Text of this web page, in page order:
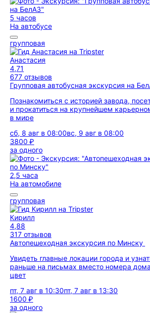
5 часов
На автобусе
групповая
Анастасия
4,71
677 отзывов
Групповая автобусная экскурсия на
Познакомиться с историей завода,
и прокатиться на крупнейшем
в мире
сб, 8 авг в 08:00вс, 9 авг в 08:00
3800 ₽
за одного
2,5 часа
На автомобиле
групповая
Кирилл
4,88
317 отзывов
Автопешеходная экскурсия по Минску
Увидеть главные локации города и
раньше на письмах вместо номера
цвет
пт, 7 авг в 10:30пт, 7 авг в 13:30
1600 ₽
за одного